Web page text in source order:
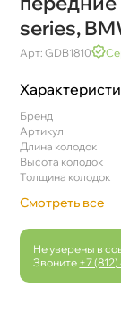
series,
Арт: GDB1810
Бренд
Артикул
Длина колодок
ысота колодок
Толщина колодок
Смотреть все
Не уверены в
Звоните +7